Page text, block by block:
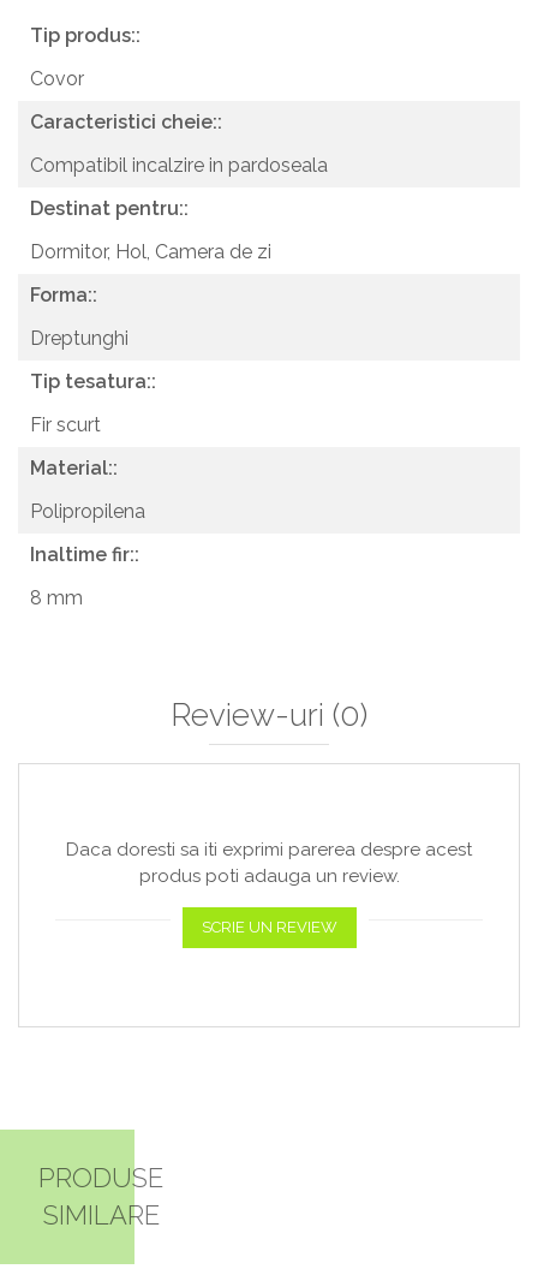
Tip produs::
Covor
Caracteristici cheie::
Compatibil incalzire in pardoseala
Destinat pentru::
Dormitor, Hol, Camera de zi
Forma::
Dreptunghi
Tip tesatura::
Fir scurt
Material::
Polipropilena
Inaltime fir::
8 mm
Review-uri (0)
Daca doresti sa iti exprimi parerea despre acest
produs poti adauga un review.
SCRIE UN REVIEW
PRODUSE
SIMILARE